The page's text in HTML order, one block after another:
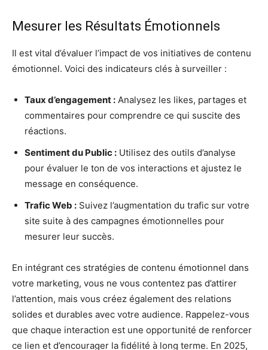
Mesurer les Résultats Émotionnels
Il est vital d’évaluer l’impact de vos initiatives de contenu
émotionnel. Voici des indicateurs clés à surveiller :
Taux d’engagement : Analysez les likes, partages et
commentaires pour comprendre ce qui suscite des
réactions.
Sentiment du Public : Utilisez des outils d’analyse
pour évaluer le ton de vos interactions et ajustez le
message en conséquence.
Trafic Web : Suivez l’augmentation du trafic sur votre
site suite à des campagnes émotionnelles pour
mesurer leur succès.
En intégrant ces stratégies de contenu émotionnel dans
votre marketing, vous ne vous contentez pas d’attirer
l’attention, mais vous créez également des relations
solides et durables avec votre audience. Rappelez-vous
que chaque interaction est une opportunité de renforcer
ce lien et d’encourager la fidélité à long terme. En 2025,